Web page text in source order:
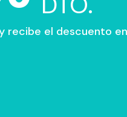
recibe el descuento